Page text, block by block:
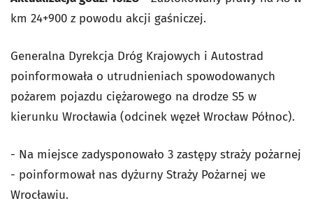
km 24+900 z powodu akcji gaśniczej.
Generalna Dyrekcja Dróg Krajowych i Autostrad
poinformowała o utrudnieniach spowodowanych
pożarem pojazdu ciężarowego na drodze S5 w
kierunku Wrocławia (odcinek węzeł Wrocław Północ).
- Na miejsce zadysponowało 3 zastępy straży pożarnej
- poinformował nas dyżurny Straży Pożarnej we
Wrocławiu.